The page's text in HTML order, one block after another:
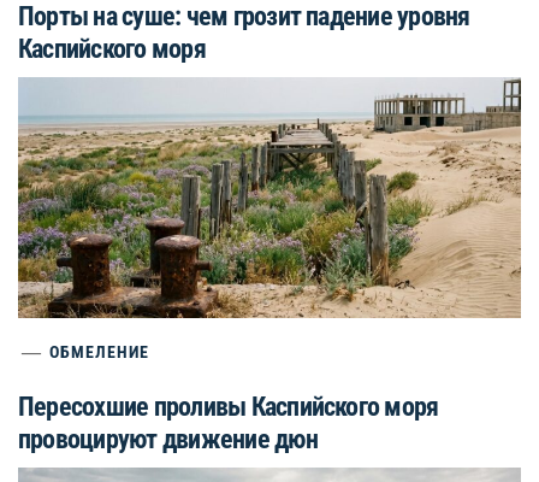
Порты на суше: чем грозит падение уровня
Каспийского моря
ОБМЕЛЕНИЕ
Пересохшие проливы Каспийского моря
провоцируют движение дюн